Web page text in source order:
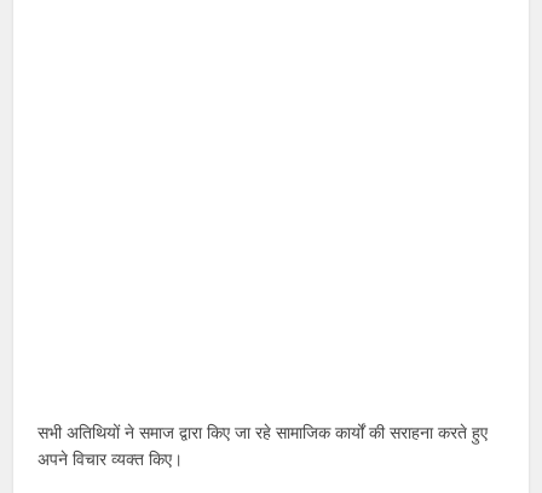
सभी अतिथियों ने समाज द्वारा किए जा रहे सामाजिक कार्यों की सराहना करते हुए
अपने विचार व्यक्त किए।